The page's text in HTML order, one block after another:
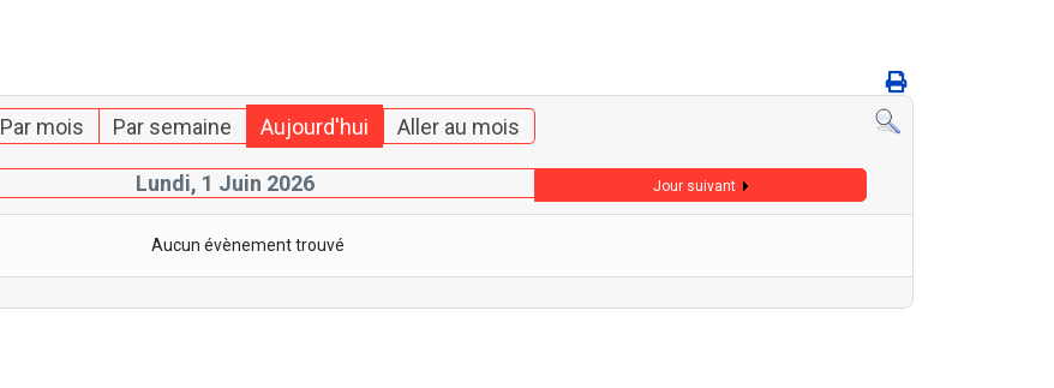
Par mois Par semaine Aujourd'hui Aller au mois
Lundi, 1 Juin 2026 Jour suivant
Aucun évènement trouvé